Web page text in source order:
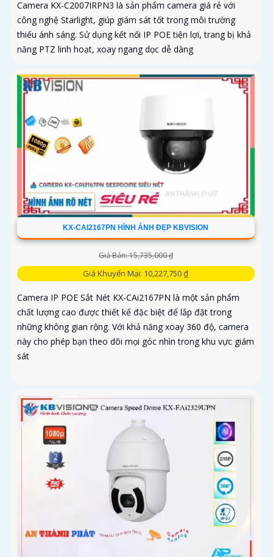
Camera KX-C2007IRPN3 là sản phẩm camera giá rẻ với
công nghệ Starlight, giúp giám sát tốt trong môi trường
thiếu ánh sáng. Sử dụng kết nối IP POE tiện lợi, trang bị khả
năng PTZ linh hoạt, xoay ngang dọc dễ dàng
KX-CAI2167PN HÌNH ẢNH ĐẸP KBVISION
Giá Bán: 15,735,000 ₫
Giá Khuyến Mại: 10,227,750 ₫
Camera IP POE Sắt Nét KX-CAi2167PN là một sản phẩm
chất lượng cao được thiết kế đặc biệt để lắp đặt trong
những không gian rộng. Với khả năng xoay 360 độ, camera
này cho phép bạn theo dõi mọi góc nhìn trong khu vực giám
sát